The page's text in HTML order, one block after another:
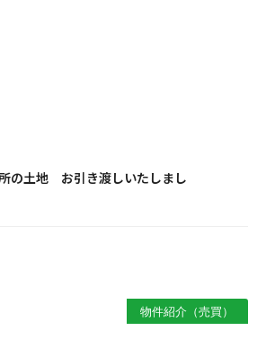
の土地 お引き渡しいたしまし
物件紹介（売買）